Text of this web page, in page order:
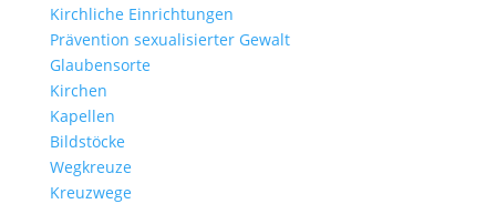
Kirch­liche Einrichtungen
Präven­tion sexua­li­sierter Gewalt
Glau­ben­s­orte
Kirchen
Kapellen
Bild­stöcke
Wegkreuze
Kreuz­wege